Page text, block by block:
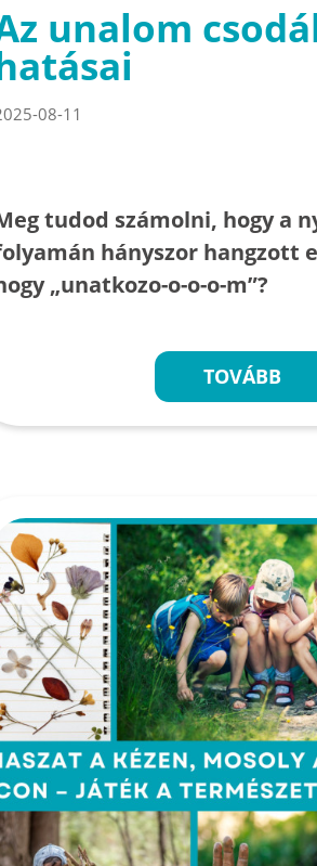
unalom
08-11
tudod számolni, hogy a
hányszor hangzott
„unatkozo-o-o-o-m”?
TOVÁBB